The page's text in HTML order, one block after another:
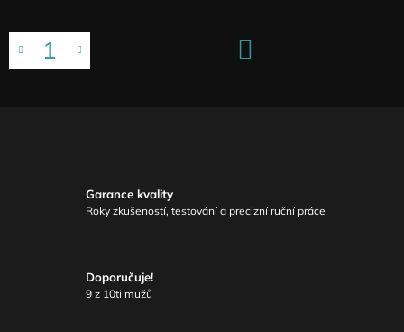
Garance kvality
Roky zkušeností, testování a precizní ruční práce
Doporučuje!
9 z 10ti mužů